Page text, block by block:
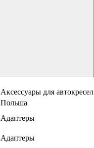
Аксессуары для автокресел
Польша
Адаптеры
Адаптеры